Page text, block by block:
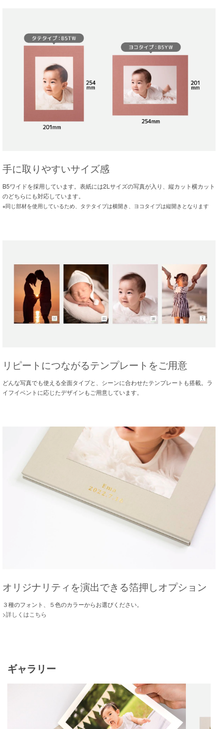
手に取りやすいサイズ感
B5ワイドを採用しています。表紙には2Lサイズの写真が入り、縦カット横カット
のどちらにも対応しています。
※同じ部材を使用しているため、タテタイプは横開き、ヨコタイプは縦開きとなります
リピートにつながるテンプレートをご用意
どんな写真でも使える全面タイプと、シーンに合わせたテンプレートも搭載。ラ
イフイベントに応じたデザインもご用意しています。
オリジナリティを演出できる箔押しオプション
３種のフォント、５色のカラーからお選びください。
>詳しくはこちら
ギャラリー